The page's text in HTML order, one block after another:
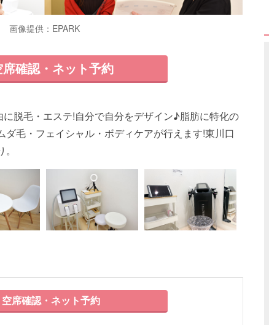
画像提供：EPARK
確認・ネット予約
脱毛・エステ!自分で自分をデザイン♪脂肪に特化の
毛・フェイシャル・ボディケアが行えます!東川口
席確認・ネット予約